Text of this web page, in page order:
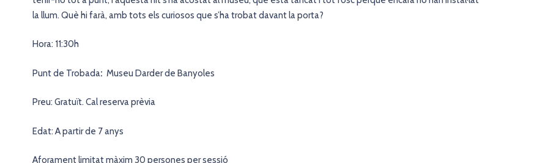
la llum. Què hi farà, amb tots els curiosos que s’ha trobat davant la porta?
Hora: 11:30h
Punt de Trobada: Museu Darder de Banyoles
Preu: Gratuït. Cal reserva prèvia
Edat: A partir de 7 anys
Aforament limitat màxim 30 persones per sessió